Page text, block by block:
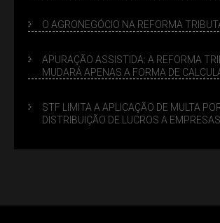
O AGRONEGÓCIO NA REFORMA
APURAÇÃO ASSISTIDA: A REFORMA
MUDARÁ APENAS A FORMA DE
STF LIMITA A APLICAÇÃO DE MULTA
DISTRIBUIÇÃO DE LUCROS A